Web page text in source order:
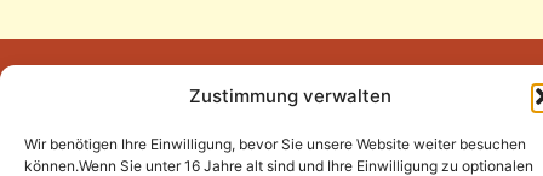
Zustimmung verwalten
Wir benötigen Ihre Einwilligung, bevor Sie unsere Website weiter besuchen
können.Wenn Sie unter 16 Jahre alt sind und Ihre Einwilligung zu optionalen
Tel.:(02646) 915928